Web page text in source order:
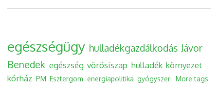
egészségügy hulladékgazdálkodás Jávor
Benedek egészség vörösiszap hulladék környezet
kórház PM Esztergom energiapolitika gyógyszer More tags